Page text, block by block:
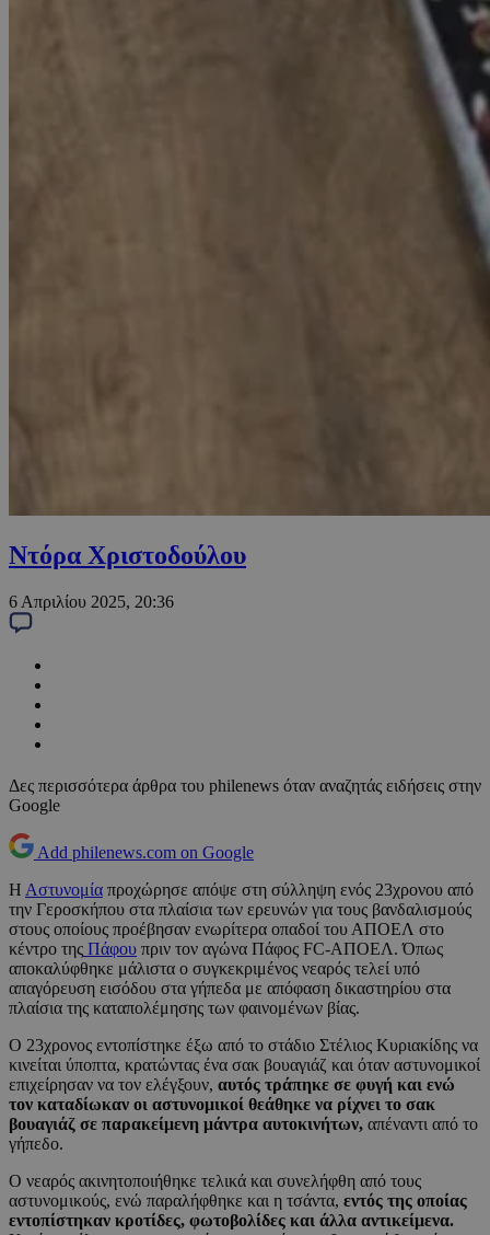
Ντόρα Χριστοδούλου
6 Απριλίου 2025, 20:36
Δες περισσότερα άρθρα του philenews όταν αναζητάς ειδήσεις στην
Google
Add philenews.com on Google
Η Αστυνομία προχώρησε απόψε στη σύλληψη ενός 23χρονου από
την Γεροσκήπου στα πλαίσια των ερευνών για τους βανδαλισμούς
στους οποίους προέβησαν ενωρίτερα οπαδοί του ΑΠΟΕΛ στο
κέντρο της Πάφου πριν τον αγώνα Πάφος FC-ΑΠΟΕΛ. Όπως
αποκαλύφθηκε μάλιστα ο συγκεκριμένος νεαρός τελεί υπό
απαγόρευση εισόδου στα γήπεδα με απόφαση δικαστηρίου στα
πλαίσια της καταπολέμησης των φαινομένων βίας.
Ο 23χρονος εντοπίστηκε έξω από το στάδιο Στέλιος Κυριακίδης να
κινείται ύποπτα, κρατώντας ένα σακ βουαγιάζ και όταν αστυνομικοί
επιχείρησαν να τον ελέγξουν, αυτός τράπηκε σε φυγή και ενώ
τον καταδίωκαν οι αστυνομικοί θεάθηκε να ρίχνει το σακ
βουαγιάζ σε παρακείμενη μάντρα αυτοκινήτων, απέναντι από το
γήπεδο.
Ο νεαρός ακινητοποιήθηκε τελικά και συνελήφθη από τους
αστυνομικούς, ενώ παραλήφθηκε και η τσάντα, εντός της οποίας
εντοπίστηκαν κροτίδες, φωτοβολίδες και άλλα αντικείμενα.